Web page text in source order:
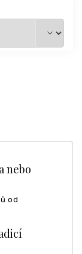
nebo
od